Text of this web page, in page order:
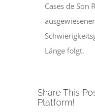
Cases de Son
Länge folgt.
Share This
Platform!